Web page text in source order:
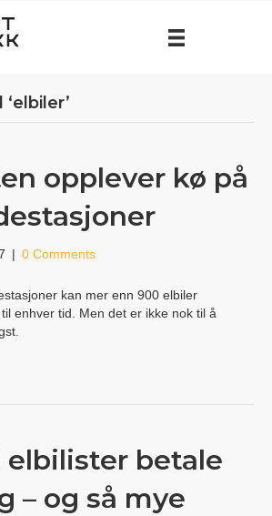
opplever kø på
| 0 Comments
kan mer enn 900 elbiler
enhver tid. Men det er ikke nok til å
elbilister betale
– og så mye